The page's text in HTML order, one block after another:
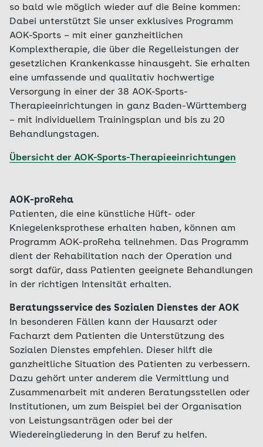
Hohe Behandlungsqualität: Der Arzt stellt
eine spezifische Diagnose. Daraus ergibt
sich ein entsprechender, nach aktuellem
wissenschaftlichen Stand belegter
Behandlungsweg, der Ihre körperlichen
Beschwerden, Ihr seelisches Befinden und
soziale Aspekte mit einbezieht. Regelmäßige
Fortbildungen der teilnehmenden
Orthopäden und Chirurgen, ein strukturierter
fachlicher Austausch zwischen den
Patientenbefragungen und besondere
Sorgsame Anamnese:
Eine individuell
abgestimmte Diagnostik, verknüpft mit
einem ausführlichen Gespräch zu
körperlichen, seelischen und sozialen
Aspekten sowie eine gründliche
Untersuchung durch den Orthopäden
über den richtigen Behandlungsweg.
Mehr Beratungszeit: Ihr Arzt kann sich mehr
Zeit nehmen, um Sie umfassend zu beraten
wie Sie Ihre Beschwerden und den Verlauf
Ihrer Erkrankung positiv beeinflussen
können. Das kann zu einer besseren
Lebensqualität beitragen, Ängste abbauen
und Sie im Umgang mit Ihrer Erkrankung
sicherer machen. Dabei werden neben den
körperlichen Beschwerden auch mögliche
so bald wie möglich wieder auf die Beine kommen:
Dabei unterstützt Sie unser exklusives Programm
AOK-Sports – mit einer ganzheitlichen
Komplextherapie, die über die Regelleistungen der
gesetzlichen Krankenkasse hinausgeht. Sie erhalten
eine umfassende und qualitativ hochwertige
Versorgung in einer der 38 AOK-Sports-
Therapieeinrichtungen in ganz Baden-Württemberg
– mit individuellem Trainingsplan und bis zu 20
Behandlungstagen.
Übersicht der AOK-Sports-Therapieeinrichtungen
AOK-proReha
Patienten, die eine künstliche Hüft- oder
Kniegelenksprothese erhalten haben, können am
Programm AOK-proReha teilnehmen. Das Programm
dient der Rehabilitation nach der Operation und
sorgt dafür, dass Patienten geeignete Behandlungen
in der richtigen Intensität erhalten.
Beratungsservice des Sozialen Dienstes der AOK
In besonderen Fällen kann der Hausarzt oder
Facharzt dem Patienten die Unterstützung des
Sozialen Dienstes empfehlen. Dieser hilft die
ganzheitliche Situation des Patienten zu verbessern.
Dazu gehört unter anderem die Vermittlung und
Zusammenarbeit mit anderen Beratungsstellen oder
Institutionen, um zum Beispiel bei der Organisation
von Leistungsanträgen oder bei der
Wiedereingliederung in den Beruf zu helfen.